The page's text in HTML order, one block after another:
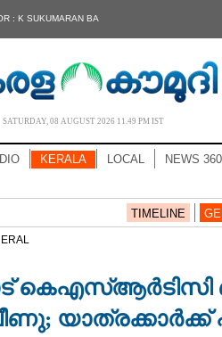
: K SUKUMARAN BA
SATURDAY, 08 AUGUST 2026 11.49 PM IST
KERALA LOCAL NEWS 360
TIMELINE
കെഎസ്‌ആർടിസി
യാത്രക്കാർക്ക്